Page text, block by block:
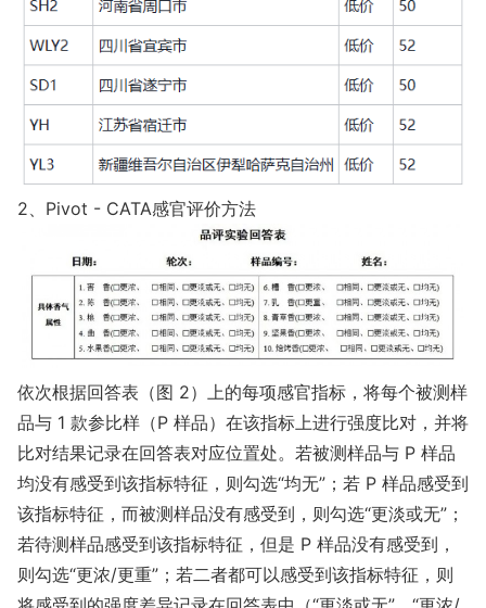
2、Pivot - CATA感官评价方法
依次根据回答表（图 2）上的每项感官指标，将每个被测样
品与 1 款参比样（P 样品）在该指标上进行强度比对，并将
比对结果记录在回答表对应位置处。若被测样品与 P 样品
均没有感受到该指标特征，则勾选“均无”；若 P 样品感受到
该指标特征，而被测样品没有感受到，则勾选“更淡或无”；
若待测样品感受到该指标特征，但是 P 样品没有感受到，
则勾选“更浓/更重”；若二者都可以感受到该指标特征，则